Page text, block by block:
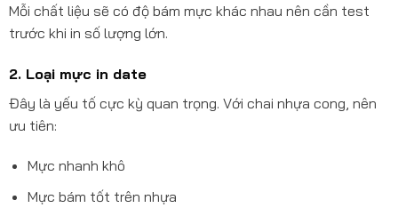
Mỗi chất liệu sẽ có độ bám mực khác nhau nên cần test
trước khi in số lượng lớn.
2. Loại mực in date
Đây là yếu tố cực kỳ quan trọng. Với chai nhựa cong, nên
ưu tiên:
Mực nhanh khô
Mực bám tốt trên nhựa